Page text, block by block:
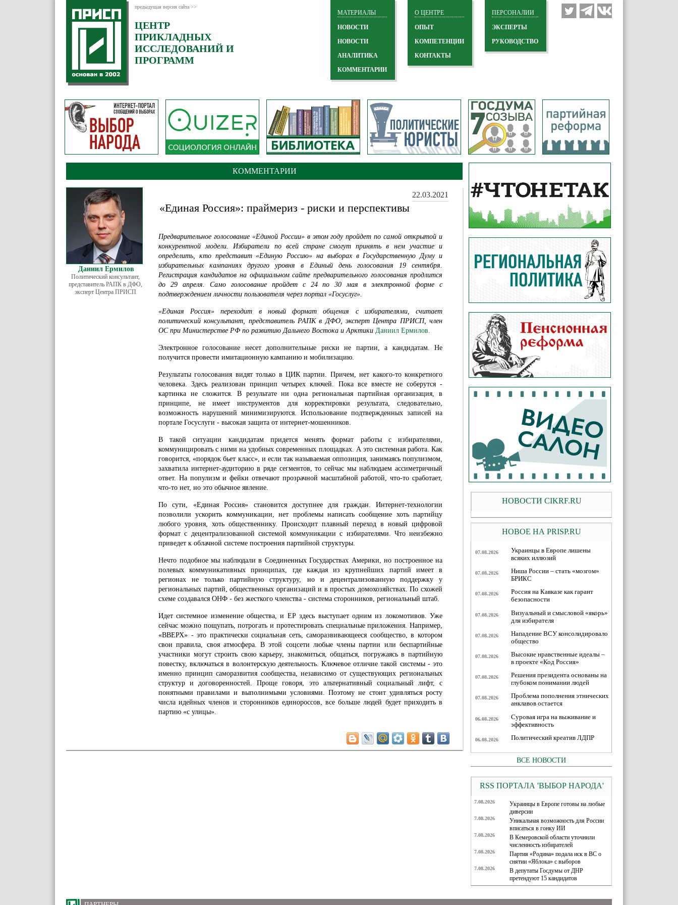
предыдущая версия сайта >>
ЦЕНТР
ПРИКЛАДНЫХ
ИССЛЕДОВАНИЙ И
ПРОГРАММ
ПЕРСОНАЛИИ
ЭКСПЕРТЫ
РУКОВОДСТВО
О ЦЕНТРЕ
ОПЫТ
КОМПЕТЕНЦИИ
КОНТАКТЫ
МАТЕРИАЛЫ
НОВОСТИ
НОВОСТИ
АНАЛИТИКА
КОММЕНТАРИИ
КОММЕНТАРИИ
Даниил Ермилов
Политический консультант,
представитель РАПК в ДФО,
эксперт Центра ПРИСП
22.03.2021
«Единая Россия»: праймериз - риски и перспективы
Предварительное голосование «Единой России» в этом году пройдет по самой открытой и
конкурентной модели. Избиратели по всей стране смогут принять в нем участие и
определить, кто представит «Единую Россию» на выборах в Государственную Думу и
избирательных кампаниях другого уровня в Единый день голосования 19 сентября.
Регистрация кандидатов на официальном сайте предварительного голосования продлится
до 29 апреля. Само голосование пройдет с 24 по 30 мая в электронной форме с
подтверждением личности пользователя через портал «Госуслуг».
«Единая Россия» переходит в новый формат общения с избирателями, считает
политический консультант, представитель РАПК в ДФО, эксперт Центра ПРИСП, член
ОС при Министерстве РФ по развитию Дальнего Востока и Арктики Даниил Ермилов.
Электронное голосование несет дополнительные риски не партии, а кандидатам. Не
получится провести имитационную кампанию и мобилизацию.
Результаты голосования видят только в ЦИК партии. Причем, нет какого-то конкретного
человека. Здесь реализован принцип четырех ключей. Пока все вместе не соберутся -
картинка не сложится. В результате ни одна региональная партийная организация, в
принципе, не имеет инструментов для корректировки результата, следовательно,
возможность нарушений минимизируются. Использование подтвержденных записей на
портале Госуслуги - высокая защита от интернет-мошенников.
В такой ситуации кандидатам придется менять формат работы с избирателями,
коммуницировать с ними на удобных современных площадках. А это системная работа. Как
говорится, «порядок бьет класс», и если так называемая оппозиция, занимаясь популизмом,
захватила интернет-аудиторию в ряде сегментов, то сейчас мы наблюдаем ассиметричный
ответ. На популизм и фейки отвечают прозрачной масштабной работой, что-то сработает,
что-то нет, но это обычное явление.
По сути, «Единая Россия» становится доступнее для граждан. Интернет-технологии
позволили ускорить коммуникации, нет проблемы написать сообщение хоть партийцу
любого уровня, хоть общественнику. Происходит плавный переход в новый цифровой
формат с децентрализованной системой коммуникации с избирателями. Что неизбежно
приведет к облачной системе построения партийной структуры.
Нечто подобное мы наблюдали в Соединенных Государствах Америки, но построенное на
полевых коммуникативных принципах, где каждая из крупнейших партий имеет в
регионах не только партийную структуру, но и децентрализованную поддержку у
региональных партий, общественных организаций и в простых домохозяйствах. По схожей
схеме создавался ОНФ - без жесткого членства - система сторонников, региональный штаб.
Идет системное изменение общества, и ЕР здесь выступает одним из локомотивов. Уже
сейчас можно пощупать, потрогать и протестировать специальные приложения. Например,
«ВВЕРХ» - это практически социальная сеть, саморазвивающееся сообщество, в котором
свои правила, своя атмосфера. В этой соцсети любые члены партии или беспартийные
участники могут строить свою карьеру, знакомиться, общаться, погружаясь в партийную
повестку, включаться в волонтерскую деятельность. Ключевое отличие такой системы - это
именно принцип саморазвития сообщества, независимо от существующих региональных
структур и договоренностей. Проще говоря, это альтернативный социальный лифт, с
понятными правилами и выполнимыми условиями. Поэтому не стоит удивляться росту
числа идейных членов и сторонников единороссов, все больше людей будет приходить в
партию «с улицы».
НОВОСТИ CIKRF.RU
НОВОЕ НА PRISP.RU
07.08.2026
Украинцы в Европе лишены
всяких иллюзий
07.08.2026
Ниша России – стать «мозгом»
БРИКС
07.08.2026
Россия на Кавказе как гарант
безопасности
07.08.2026
Визуальный и смысловой «якорь»
для избирателя
07.08.2026
Нападение ВСУ консолидировало
общество
07.08.2026
Высокие нравственные идеалы –
в проекте «Код Россия»
07.08.2026
Решения президента основаны на
глубоком понимании людей
07.08.2026
Проблема пополнения этнических
анклавов остается
06.08.2026
Суровая игра на выживание и
эффективность
06.08.2026 Политический креатив ЛДПР
ВСЕ НОВОСТИ
RSS ПОРТАЛА 'ВЫБОР НАРОДА'
7.08.2026
Украинцы в Европе готовы на любые
диверсии
7.08.2026
Уникальная возможность для России
вписаться в гонку ИИ
7.08.2026
В Кемеровской области уточнили
численность избирателей
7.08.2026
Партия «Родина» подала иск в ВС о
снятии «Яблока» с выборов
7.08.2026
В депутаты Госдумы от ДНР
претендуют 15 кандидатов